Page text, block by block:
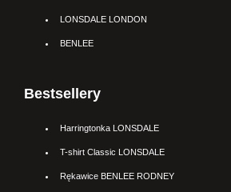
LONSDALE LONDON
BENLEE
Bestsellery
Harringtonka LONSDALE
T-shirt Classic LONSDALE
Rękawice BENLEE RODNEY